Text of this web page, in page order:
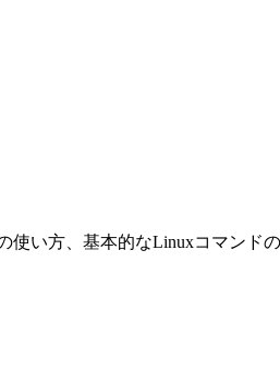
い方、基本的なLinuxコマンド